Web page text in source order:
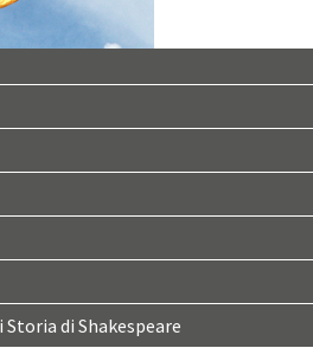
di Shakespeare